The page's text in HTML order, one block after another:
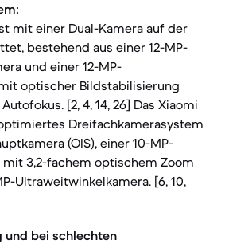
mit einer Dual-Kamera auf der
bestehend aus einer 12-MP-
und einer 12-MP-
optischer Bildstabilisierung
[2, 4, 14, 26] Das Xiaomi
Dreifachkamerasystem
(OIS), einer 10-MP-
mit 3,2-fachem optischem Zoom
Ultraweitwinkelkamera. [6, 10,
und bei schlechten